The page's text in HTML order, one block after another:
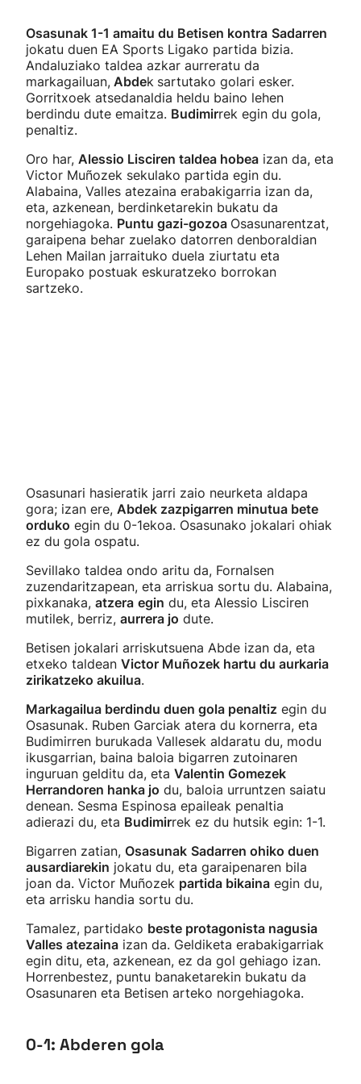
Osasunak 1-1 amaitu du Betisen kontra Sadarren
jokatu duen EA Sports Ligako partida bizia.
Andaluziako taldea azkar aurreratu da
markagailuan, Abdek sartutako golari esker.
Gorritxoek atsedanaldia heldu baino lehen
berdindu dute emaitza. Budimirrek egin du gola,
penaltiz.
Oro har, Alessio Lisciren taldea hobea izan da, eta
Victor Muñozek sekulako partida egin du.
Alabaina, Valles atezaina erabakigarria izan da,
eta, azkenean, berdinketarekin bukatu da
norgehiagoka. Puntu gazi-gozoa Osasunarentzat,
garaipena behar zuelako datorren denboraldian
Lehen Mailan jarraituko duela ziurtatu eta
Europako postuak eskuratzeko borrokan
sartzeko.
Osasunari hasieratik jarri zaio neurketa aldapa
gora; izan ere, Abdek zazpigarren minutua bete
orduko egin du 0-1ekoa. Osasunako jokalari ohiak
ez du gola ospatu.
Sevillako taldea ondo aritu da, Fornalsen
zuzendaritzapean, eta arriskua sortu du. Alabaina,
pixkanaka, atzera egin du, eta Alessio Lisciren
mutilek, berriz, aurrera jo dute.
Betisen jokalari arriskutsuena Abde izan da, eta
etxeko taldean Victor Muñozek hartu du aurkaria
zirikatzeko akuilua.
Markagailua berdindu duen gola penaltiz egin du
Osasunak. Ruben Garciak atera du kornerra, eta
Budimirren burukada Vallesek aldaratu du, modu
ikusgarrian, baina baloia bigarren zutoinaren
inguruan gelditu da, eta Valentin Gomezek
Herrandoren hanka jo du, baloia urruntzen saiatu
denean. Sesma Espinosa epaileak penaltia
adierazi du, eta Budimirrek ez du hutsik egin: 1-1.
Bigarren zatian, Osasunak Sadarren ohiko duen
ausardiarekin jokatu du, eta garaipenaren bila
joan da. Victor Muñozek partida bikaina egin du,
eta arrisku handia sortu du.
Tamalez, partidako beste protagonista nagusia
Valles atezaina izan da. Geldiketa erabakigarriak
egin ditu, eta, azkenean, ez da gol gehiago izan.
Horrenbestez, puntu banaketarekin bukatu da
Osasunaren eta Betisen arteko norgehiagoka.
0-1: Abderen gola